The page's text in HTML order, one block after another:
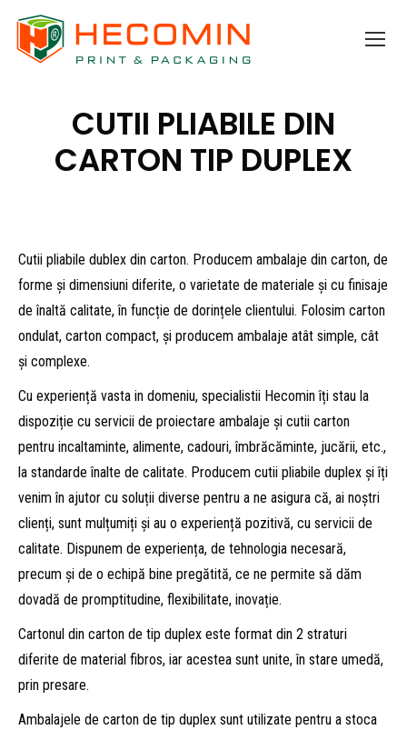
CUTII PLIABILE DIN
CARTON TIP DUPLEX
Cutii pliabile dublex din carton. Producem ambalaje din carton, de
forme și dimensiuni diferite, o varietate de materiale și cu finisaje
de înaltă calitate, în funcție de dorințele clientului. Folosim carton
ondulat, carton compact, și producem ambalaje atât simple, cât
și complexe.
Cu experiență vasta in domeniu, specialistii Hecomin îți stau la
dispoziție cu servicii de proiectare ambalaje și cutii carton
pentru incaltaminte, alimente, cadouri, îmbrăcăminte, jucării, etc.,
la standarde înalte de calitate. Producem cutii pliabile duplex și îți
venim în ajutor cu soluții diverse pentru a ne asigura că, ai noștri
clienți, sunt mulțumiți și au o experiență pozitivă, cu servicii de
calitate. Dispunem de experiența, de tehnologia necesară,
precum și de o echipă bine pregătită, ce ne permite să dăm
dovadă de promptitudine, flexibilitate, inovație.
Cartonul din carton de tip duplex este format din 2 straturi
diferite de material fibros, iar acestea sunt unite, în stare umedă,
prin presare.
Ambalajele de carton de tip duplex sunt utilizate pentru a stoca